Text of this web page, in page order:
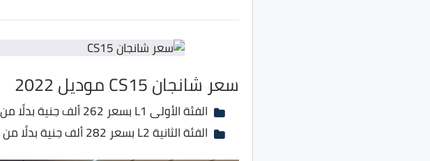
سعر شانجان CS15 موديل 2022
الفئة الأولى L1 بسعر 262 ألف جنية بدلًا من 242 ألف جنية
الفئة الثانية L2 بسعر 282 ألف جنية بدلًا من 262 ألف جنية